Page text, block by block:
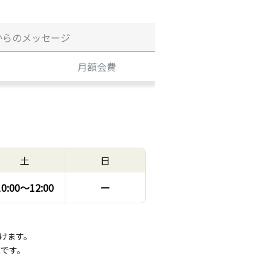
のメッセージ
月額会費
土
〜12:00
日
ー
す。
す。